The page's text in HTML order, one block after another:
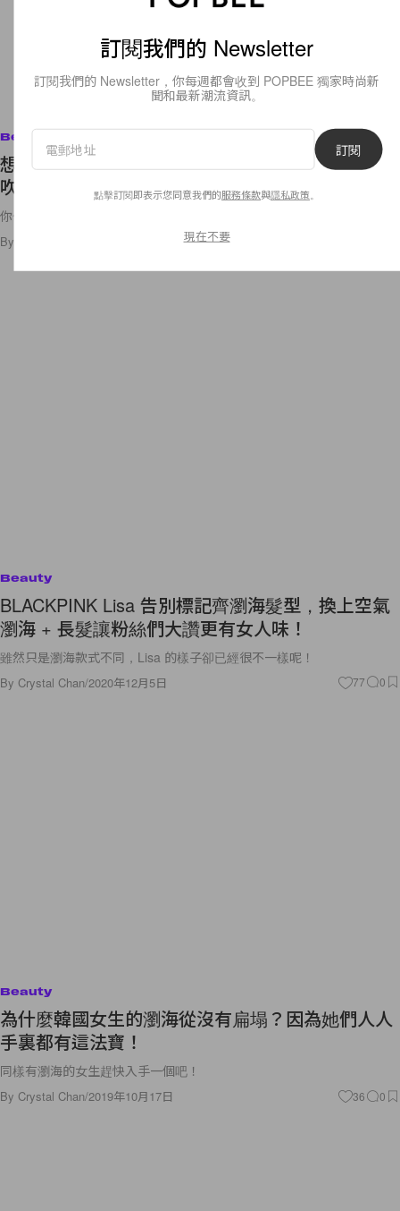
Beauty
想要解決女性常遇上的「M 字額」問題，原來靠著
吹頭就可以了！
你也有這樣的煩惱嗎？
By
Beauty
BLACKPINK Lisa 告別標記齊瀏海髮型，換上空氣
瀏海 + 長髮讓粉絲們大讚更有女人味！
雖然只是瀏海款式不同，Lisa 的樣子卻已經很不一樣呢！
By Crystal Chan/2020年12月5日 77 0
Beauty
為什麼韓國女生的瀏海從沒有扁塌？因為她們人人
手裏都有這法寶！
同樣有瀏海的女生趕快入手一個吧！
By Crystal Chan/2019年10月17日 36 0
訂閱我們的 Newsletter
訂閱我們的 Newsletter，你每週都會收到 POPBEE 獨家時尚新
聞和最新潮流資訊。
訂閱
點擊訂閱即表示您同意我們的服務條款與隱私政策
現在不要